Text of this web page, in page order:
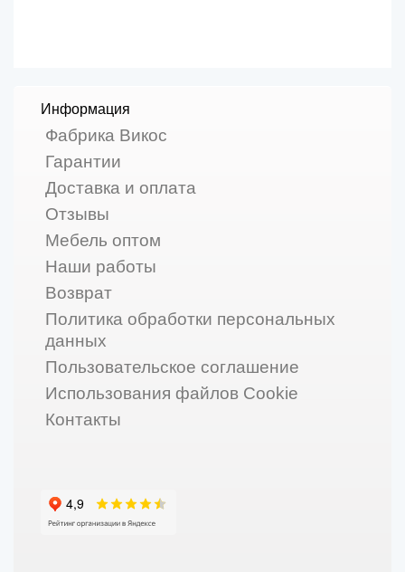
Информация
Фабрика Викос
Гарантии
Доставка и оплата
Отзывы
Мебель оптом
Наши работы
Возврат
Политика обработки персональных
данных
Пользовательское соглашение
Использования файлов Cookie
Контакты